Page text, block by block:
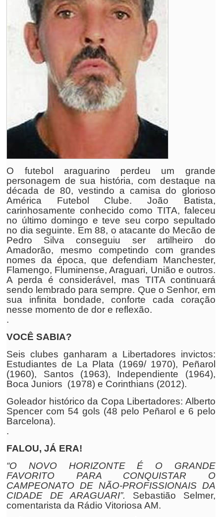
O futebol araguarino perdeu um grande
personagem de sua história, com destaque na
década de 80, vestindo a camisa do glorioso
América Futebol Clube. João Batista,
carinhosamente conhecido como TITA, faleceu
no último domingo e teve seu corpo sepultado
no dia seguinte. Em 88, o atacante do Mecão de
Pedro Silva conseguiu ser artilheiro do
Amadorão, mesmo competindo com grandes
nomes da época, que defendiam Manchester,
Flamengo, Fluminense, Araguari, União e outros.
A perda é considerável, mas TITA continuará
sendo lembrado para sempre. Que o Senhor, em
sua infinita bondade, conforte cada coração
nesse momento de dor e reflexão.
.
VOCÊ SABIA?
Seis clubes ganharam a Libertadores invictos:
Estudiantes de La Plata (1969/ 1970), Peñarol
(1960), Santos (1963), Independiente (1964),
Boca Juniors (1978) e Corinthians (2012).
Goleador histórico da Copa Libertadores: Alberto
Spencer com 54 gols (48 pelo Peñarol e 6 pelo
Barcelona).
.
FALOU, JÁ ERA!
“O NOVO HORIZONTE É O GRANDE
FAVORITO PARA CONQUISTAR O
CAMPEONATO DE NÃO-PROFISSIONAIS DA
CIDADE DE ARAGUARI”.
Sebastião Selmer,
comentarista da Rádio Vitoriosa AM.